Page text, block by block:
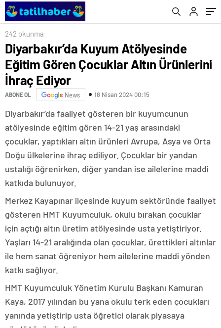
242 okunma
Diyarbakır’da Kuyum Atölyesinde
Eğitim Gören Çocuklar Altın Ürünlerini
İhraç Ediyor
ABONE OL News 18 Nisan 2024 00:15
Diyarbakır’da faaliyet gösteren bir kuyumcunun
atölyesinde eğitim gören 14-21 yaş arasındaki
çocuklar, yaptıkları altın ürünleri Avrupa, Asya ve Orta
Doğu ülkelerine ihraç ediliyor. Çocuklar bir yandan
ustalığı öğrenirken, diğer yandan ise ailelerine maddi
katkıda bulunuyor.
Merkez Kayapınar ilçesinde kuyum sektöründe faaliyet
gösteren HMT Kuyumculuk, okulu bırakan çocuklar
için açtığı altın üretim atölyesinde usta yetiştiriyor.
Yaşları 14-21 aralığında olan çocuklar, ürettikleri altınlar
ile hem sanat öğreniyor hem ailelerine maddi yönden
katkı sağlıyor.
HMT Kuyumculuk Yönetim Kurulu Başkanı Kamuran
Kaya, 2017 yılından bu yana okulu terk eden çocukları
yanında yetiştirip usta öğretici olarak piyasaya
odağına yerleşti